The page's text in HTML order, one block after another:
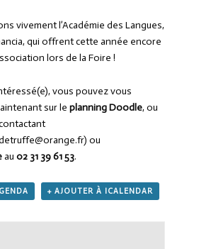
vivement l’Académie des Langues,
qui offrent cette année encore
lors de la Foire !
vous pouvez vous
sur le planning Doodle, ou
ou
au 02 31 39 61 53.
+ AJOUTER À ICALENDAR